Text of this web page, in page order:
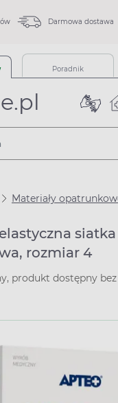
Darmowa dostawa
Poradnik
Materiały
siatka
rozmiar 4
produkt dostępny